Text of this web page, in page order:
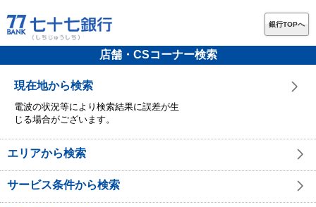
銀行TOPへ
店舗・CSコーナー検索
現在地から検索
電波の状況等により検索結果に誤差が生
じる場合がございます。
エリアから検索
サービス条件から検索